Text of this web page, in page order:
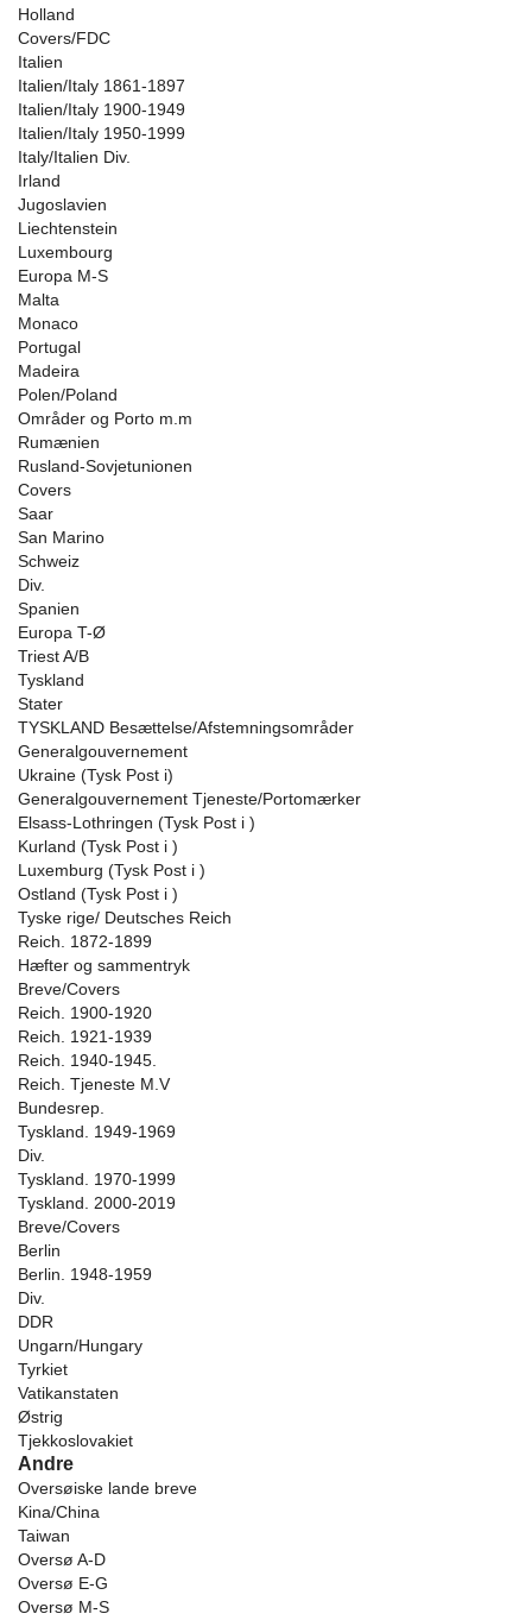
Holland
Covers/FDC
Italien
Italien/Italy 1861-1897
Italien/Italy 1900-1949
Italien/Italy 1950-1999
Italy/Italien Div.
Irland
Jugoslavien
Liechtenstein
Luxembourg
Europa M-S
Malta
Monaco
Portugal
Madeira
Polen/Poland
Områder og Porto m.m
Rumænien
Rusland-Sovjetunionen
Covers
Saar
San Marino
Schweiz
Div.
Spanien
Europa T-Ø
Triest A/B
Tyskland
Stater
TYSKLAND Besættelse/Afstemningsområder
Generalgouvernement
Ukraine (Tysk Post i)
Generalgouvernement Tjeneste/Portomærker
Elsass-Lothringen (Tysk Post i )
Kurland (Tysk Post i )
Luxemburg (Tysk Post i )
Ostland (Tysk Post i )
Tyske rige/ Deutsches Reich
Reich. 1872-1899
Hæfter og sammentryk
Breve/Covers
Reich. 1900-1920
Reich. 1921-1939
Reich. 1940-1945.
Reich. Tjeneste M.V
Bundesrep.
Tyskland. 1949-1969
Div.
Tyskland. 1970-1999
Tyskland. 2000-2019
Breve/Covers
Berlin
Berlin. 1948-1959
Div.
DDR
Ungarn/Hungary
Tyrkiet
Vatikanstaten
Østrig
Tjekkoslovakiet
Andre
Oversøiske lande breve
Kina/China
Taiwan
Oversø A-D
Oversø E-G
Oversø M-S